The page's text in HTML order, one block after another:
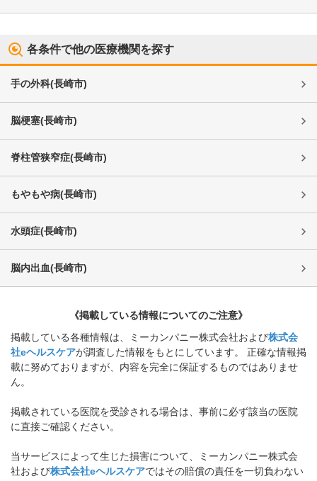
各条件で他の医療機関を探す
手の外科(長崎市)
脳梗塞(長崎市)
脊柱管狭窄症(長崎市)
もやもや病(長崎市)
水頭症(長崎市)
脳内出血(長崎市)
《掲載している情報についてのご注意》
掲載している各種情報は、ミーカンパニー株式会社および株式会
社eヘルスケアが調査した情報をもとにしています。 正確な情報掲
載に努めておりますが、内容を完全に保証するものではありませ
ん。
掲載されている医院を受診される場合は、事前に必ず該当の医院
に直接ご確認ください。
当サービスによって生じた損害について、ミーカンパニー株式会
社および株式会社eヘルスケアではその賠償の責任を一切負わない